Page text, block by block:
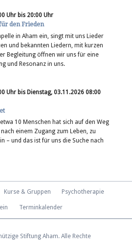
Uhr bis 20:00 Uhr
den Frieden
in Aham ein, singt mit uns Lieder
und bekannten Liedern, mit kurzen
Begleitung öffnen wir uns für eine
und Resonanz in uns.
Uhr bis Dienstag, 03.11.2026 08:00
10 Menschen hat sich auf den Weg
einem Zugang zum Leben, zu
– und das ist für uns die Suche nach
Kurse & Gruppen Psychotherapie
Terminkalender
Stiftung Aham. Alle Rechte